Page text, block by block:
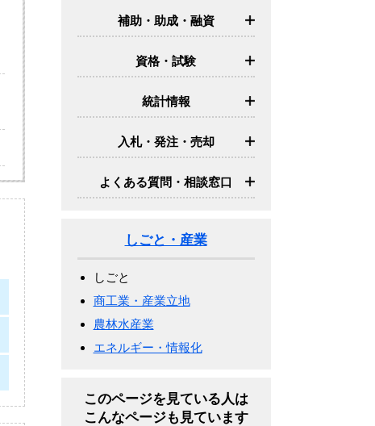
補助・助成・融資
資格・試験
統計情報
入札・発注・売却
よくある質問・相談窓口
しごと・産業
しごと
商工業・産業立地
農林水産業
エネルギー・情報化
このページを見ている人は
こんなページも見ています